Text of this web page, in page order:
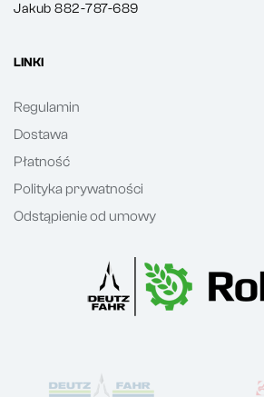
Jakub 882-787-689
LINKI
Regulamin
Dostawa
Płatność
Polityka prywatności
Odstąpienie od umowy